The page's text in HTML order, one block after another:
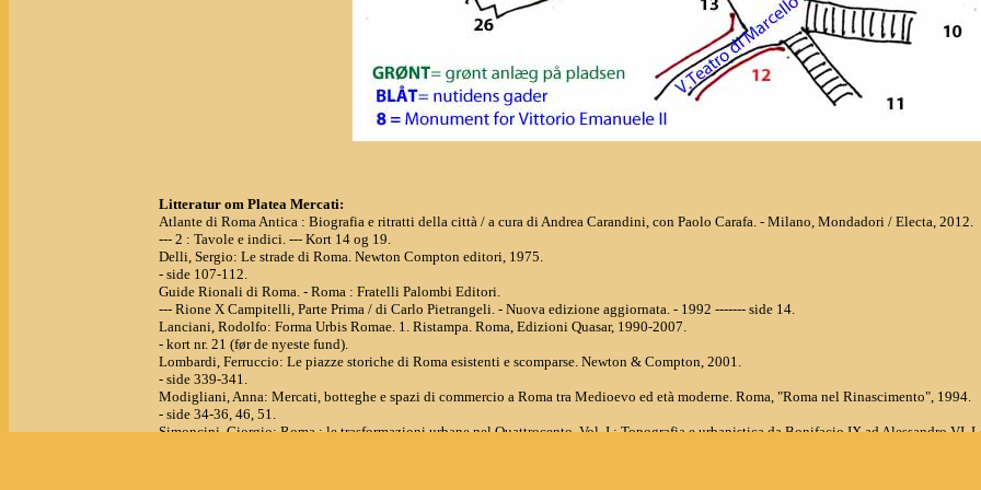
Litteratur om Platea Mercati:
Atlante di Roma Antica : Biografia e ritratti della città / a cura di Andrea Carandini, con Paolo Carafa. - Milano, Mondadori / Electa, 2012.
--- 2 : Tavole e indici. --- Kort 14 og 19.
Delli, Sergio: Le strade di Roma. Newton Compton editori, 1975.
- side 107-112.
Guide Rionali di Roma. - Roma : Fratelli Palombi Editori.
--- Rione X Campitelli, Parte Prima / di Carlo Pietrangeli. - Nuova edizione aggiornata. - 1992 ------- side 14.
Lanciani, Rodolfo: Forma Urbis Romae. 1. Ristampa. Roma, Edizioni Quasar, 1990-2007.
- kort nr. 21 (før de nyeste fund).
Lombardi, Ferruccio: Le piazze storiche di Roma esistenti e scomparse. Newton & Compton, 2001.
- side 339-341.
Modigliani, Anna: Mercati, botteghe e spazi di commercio a Roma tra Medioevo ed età moderne. Roma, "Roma nel Rinascimento", 1994.
- side 34-36, 46, 51.
Simoncini, Giorgio: Roma : le trasformazioni urbane nel Quattrocento. Vol. I : Topografia e urbanistica da Bonifacio IX ad Alessandro VI.